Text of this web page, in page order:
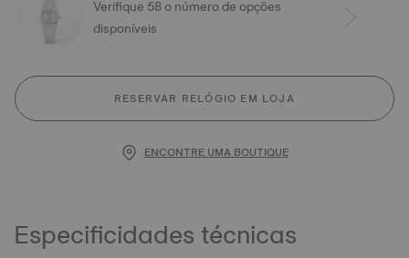
Verifique 58 o número de opções
disponíveis
RESERVAR RELÓGIO EM LOJA
ENCONTRE UMA BOUTIQUE
Especificidades técnicas